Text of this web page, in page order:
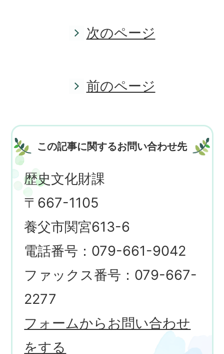
次のページ
前のページ
この記事に関するお問い合わせ先
歴史文化財課
〒667-1105
養父市関宮613-6
電話番号：079-661-9042
ファックス番号：079-667-
2277
フォームからお問い合わせ
をする